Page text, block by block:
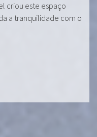
criou este espaço
a tranquilidade com o